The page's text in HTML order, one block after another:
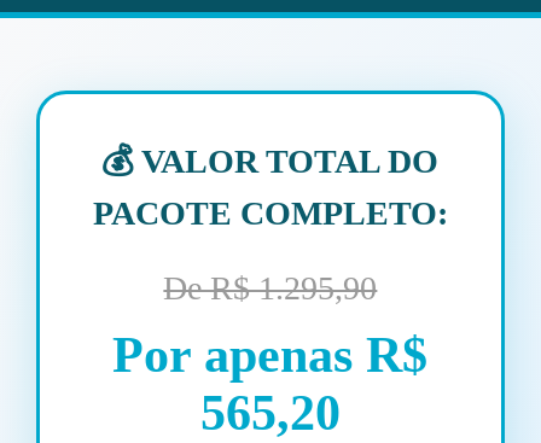
💰 VALOR TOTAL DO
PACOTE COMPLETO:
De R$ 1.295,90
Por apenas R$
565,20